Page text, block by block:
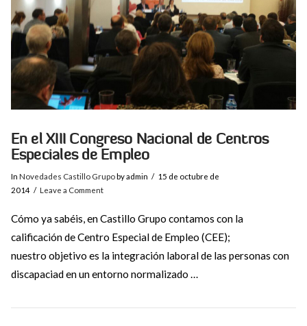
En el XIII Congreso Nacional de Centros
Especiales de Empleo
In Novedades Castillo Grupoby admin
15 de octubre de
2014
Leave a Comment
Cómo ya sabéis, en Castillo Grupo contamos con la
calificación de Centro Especial de Empleo (CEE);
nuestro objetivo es la integración laboral de las personas con
discapaciad en un entorno normalizado …